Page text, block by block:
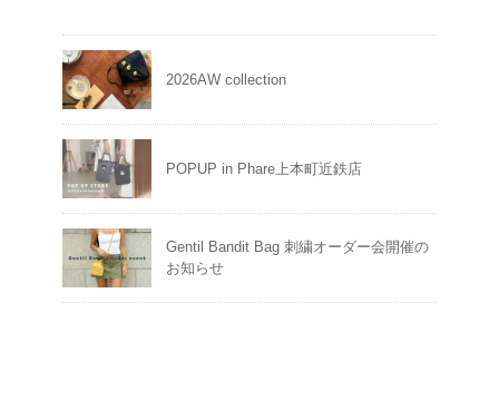
2026AW collection
POPUP in Phare上本町近鉄店
Gentil Bandit Bag 刺繍オーダー会開催の
お知らせ